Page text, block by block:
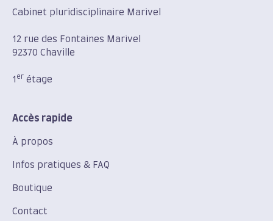
Cabinet pluridisciplinaire Marivel
12 rue des Fontaines Marivel
92370 Chaville
1 er étage
Accès rapide
À propos
Infos pratiques & FAQ
Boutique
Contact